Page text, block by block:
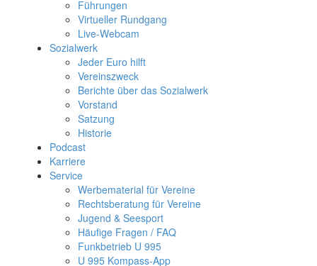
Führungen
Virtueller Rundgang
Live-Webcam
Sozialwerk
Jeder Euro hilft
Vereinszweck
Berichte über das Sozialwerk
Vorstand
Satzung
Historie
Podcast
Karriere
Service
Werbematerial für Vereine
Rechtsberatung für Vereine
Jugend & Seesport
Häufige Fragen / FAQ
Funkbetrieb U 995
U 995 Kompass-App